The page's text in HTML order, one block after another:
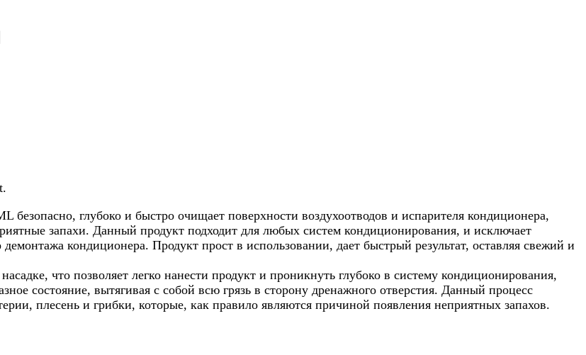
глубоко и быстро очищает поверхности воздухоотводов и испарителя кондиционера,
запахи. Данный продукт подходит для любых систем кондиционирования, и исключает
кондиционера. Продукт прост в использовании, дает быстрый результат, оставляя свежий и
что позволяет легко нанести продукт и проникнуть глубоко в систему кондиционирования,
состояние, вытягивая с собой всю грязь в сторону дренажного отверстия. Данный процесс
плесень и грибки, которые, как правило являются причиной появления неприятных запахов.